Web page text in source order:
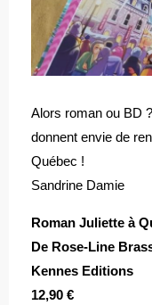
Alors roman ou BD
donnent envie de
Québec !
Sandrine Damie
Roman Juliette à
De Rose-Line
Kennes Editions
12,90 €